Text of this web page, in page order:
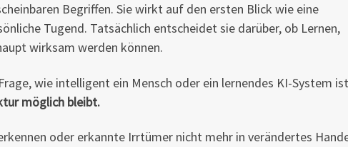
Begriffen. Sie wirkt auf den ersten Blick wie eine
Tugend. Tatsächlich entscheidet sie darüber, ob Lernen,
wirksam werden können.
wie intelligent ein Mensch oder ein lernendes KI-System
möglich bleibt.
oder erkannte Irrtümer nicht mehr in verändertes